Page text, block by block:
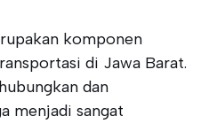
komponen
di Jawa Barat.
dan
menjadi sangat